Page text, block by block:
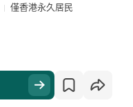
僅香港永久居民